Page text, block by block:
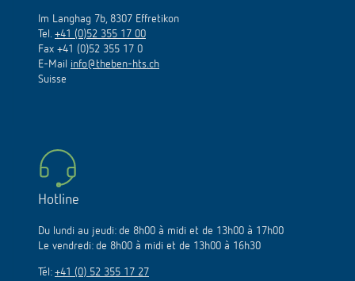
Im Langhag 7b, 8307 Effretikon
Tel. +41 (0)52 355 17 00
Fax +41 (0)52 355 17 0
E-Mail info@theben-hts.ch
Suisse
Hotline
Du lundi au jeudi: de 8h00 à midi et de 13h00 à 17h00
Le vendredi: de 8h00 à midi et de 13h00 à 16h30
Tél: +41 (0) 52 355 17 27